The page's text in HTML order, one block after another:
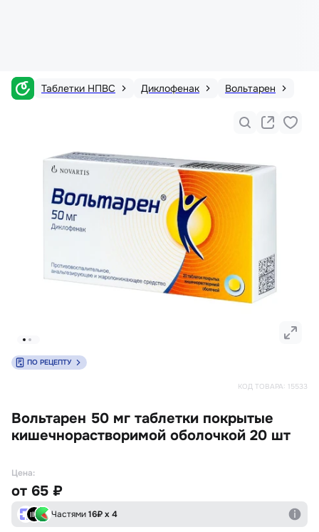
Таблетки НПВС Диклофенак Вольтарен
КОД ТОВАРА: 15533
Вольтарен 50 мг таблетки покрытые
кишечнорастворимой оболочкой 20 шт
ПО РЕЦЕПТУ
Цена:
от 65 ₽
Частями16₽ х 4